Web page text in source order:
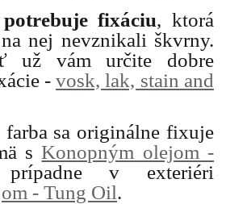
potrebuje fixáciu, ktorá
nej nevznikali škvrny.
už vám určite dobre
-vosk, lak, stain and
sa originálne fixuje
sKonopným olejom -
v exteriéri
- Tung Oil.